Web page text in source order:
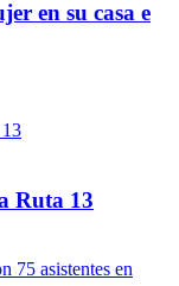
en su casa e
Ruta 13